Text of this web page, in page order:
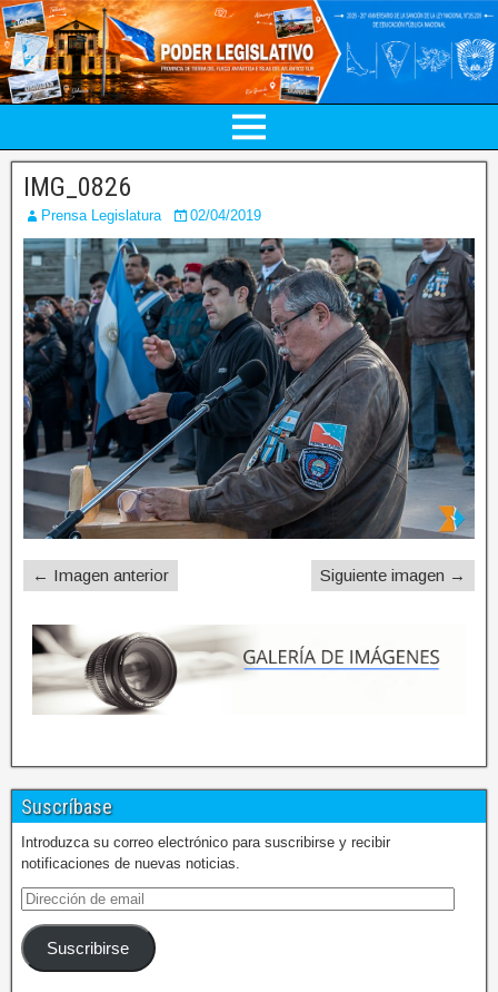
IMG_0826
Prensa Legislatura 02/04/2019
← Imagen anterior Siguiente imagen →
Suscríbase
Introduzca su correo electrónico para suscribirse y recibir
notificaciones de nuevas noticias.
Suscribirse